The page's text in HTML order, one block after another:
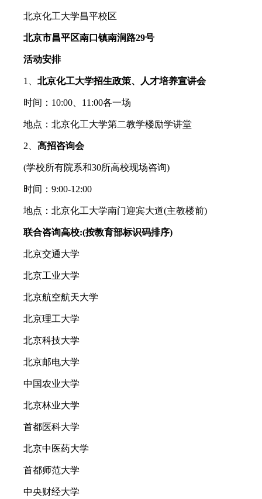
北京化工大学昌平校区
北京市昌平区南口镇南涧路29号
活动安排
1、 北京化工大学招生政策、人才培养宣讲会
时间：10:00、11:00各一场
地点：北京化工大学第二教学楼励学讲堂
2、 高招咨询会
(学校所有院系和30所高校现场咨询)
时间：9:00-12:00
地点：北京化工大学南门迎宾大道(主教楼前)
联合咨询高校:(按教育部标识码排序)
北京交通大学
北京工业大学
北京航空航天大学
北京理工大学
北京科技大学
北京邮电大学
中国农业大学
北京林业大学
首都医科大学
北京中医药大学
首都师范大学
中央财经大学